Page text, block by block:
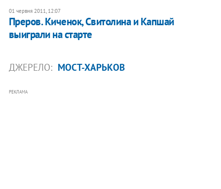
01 червня 2011, 12:07
Преров. Киченок, Свитолина и Капшай
выиграли на старте
ДЖЕРЕЛО: МОСТ-ХАРЬКОВ
РЕКЛАМА